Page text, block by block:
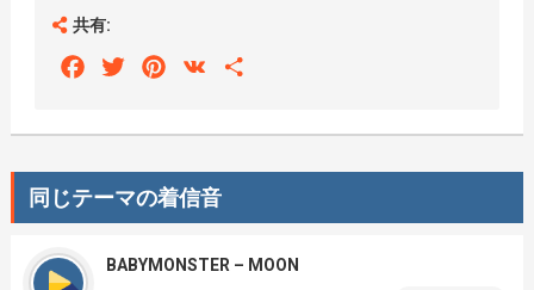
共有:
FacebookTwitterPinterest
VK
同じテーマの着信音
BABYMONSTER – MOON